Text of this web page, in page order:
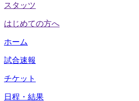
スタッツ
はじめての方へ
ホーム
試合速報
チケット
日程・結果